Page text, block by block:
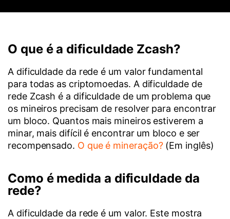
O que é a dificuldade Zcash?
A dificuldade da rede é um valor fundamental
para todas as criptomoedas. A dificuldade de
rede Zcash é a dificuldade de um problema que
os mineiros precisam de resolver para encontrar
um bloco. Quantos mais mineiros estiverem a
minar, mais difícil é encontrar um bloco e ser
recompensado. O que é mineração?(Em inglês)
Como é medida a dificuldade da
rede?
A dificuldade da rede é um valor. Este mostra